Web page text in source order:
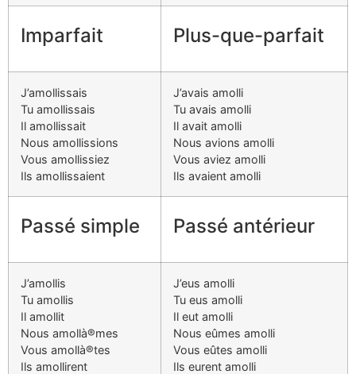
Imparfait Plus-que-parfait
J’amollissais
Tu amollissais
Il amollissait
Nous amollissions
Vous amollissiez
Ils amollissaient
J’avais amolli
Tu avais amolli
Il avait amolli
Nous avions amolli
Vous aviez amolli
Ils avaient amolli
Passé simple Passé antérieur
J’amollis
Tu amollis
Il amollit
Nous amollà®mes
Vous amollà®tes
Ils amollirent
J’eus amolli
Tu eus amolli
Il eut amolli
Nous eûmes amolli
Vous eûtes amolli
Ils eurent amolli